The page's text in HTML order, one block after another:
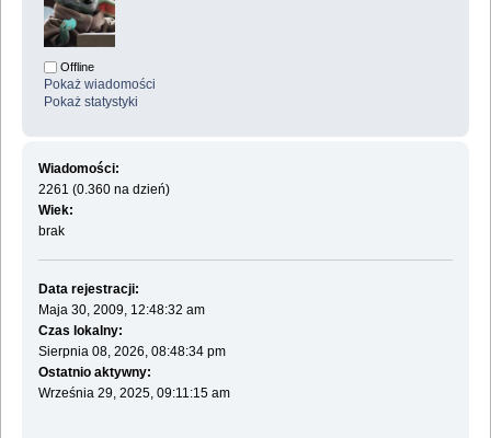
Offline
Pokaż wiadomości
Pokaż statystyki
Wiadomości:
2261 (0.360 na dzień)
Wiek:
brak
Data rejestracji:
Maja 30, 2009, 12:48:32 am
Czas lokalny:
Sierpnia 08, 2026, 08:48:34 pm
Ostatnio aktywny:
Września 29, 2025, 09:11:15 am